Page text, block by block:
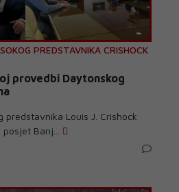
PREDSTAVNIKA CRISHOCK
provedbi Daytonskog
predstavnika Louis J. Crishock
Banj...